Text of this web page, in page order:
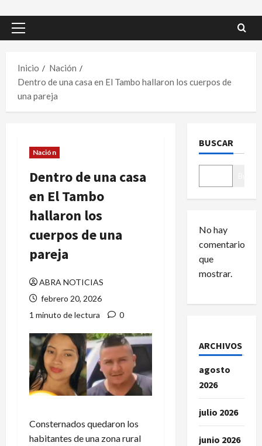
Menú
Inicio
Nación
Dentro de una casa en El Tambo hallaron los cuerpos de
una pareja
Nación
Dentro de una casa
en El Tambo
hallaron los
cuerpos de una
pareja
ABRA NOTICIAS
febrero 20, 2026
1 minuto de lectura
0
Consternados quedaron los
habitantes de una zona rural
BUSCAR
No hay
comentarios
que
mostrar.
ARCHIVOS
agosto
2026
julio 2026
junio 2026